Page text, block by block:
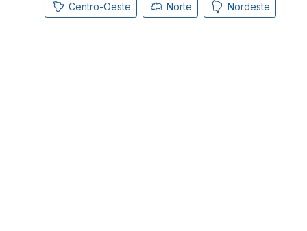
Centro-Oeste Norte Nordeste